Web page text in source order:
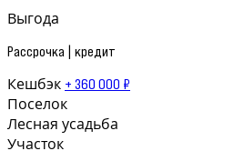
Выгода
Рассрочка | кредит
Кешбэк + 360 000 ₽
Поселок
Лесная усадьба
Участок